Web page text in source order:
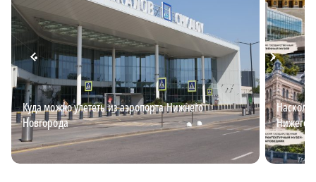
Куда можно улететь из аэропорта Нижнего
Новгорода